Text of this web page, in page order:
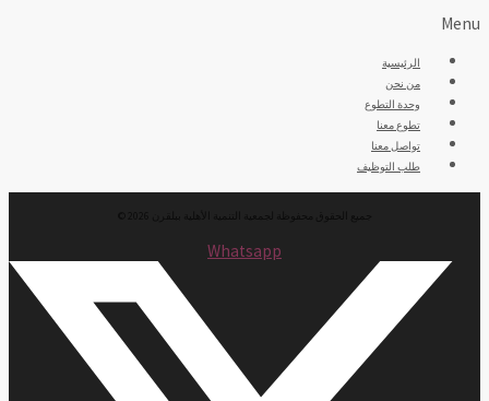
Menu
الرئيسية
من نحن
وحدة التطوع
تطوع معنا
تواصل معنا
طلب التوظيف
جميع الحقوق محفوظة لجمعية التنمية الأهلية ببلقرن 2026 ©
Whatsapp